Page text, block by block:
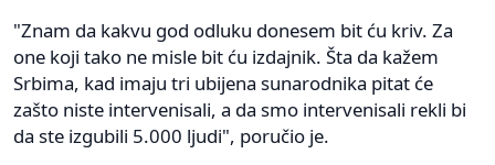
"Znam da kakvu god odluku donesem bit ću kriv. Za
one koji tako ne misle bit ću izdajnik. Šta da kažem
Srbima, kad imaju tri ubijena sunarodnika pitat će
zašto niste intervenisali, a da smo intervenisali rekli bi
da ste izgubili 5.000 ljudi", poručio je.